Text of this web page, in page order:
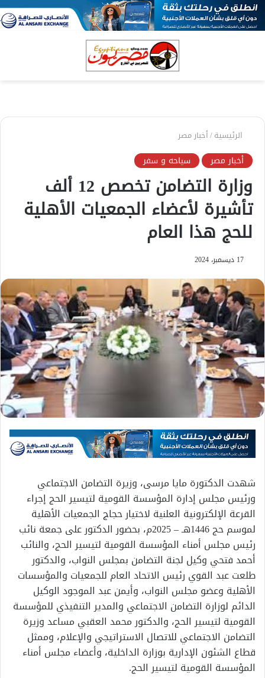
الرئيسية/أخبار مصر
أخبار مصر سياحه و سفر
وزارة التضامن تخصص 12 ألف
تأشيرة لأعضاء الجمعيات الأهلية
للحج هذا العام
17 ديسمبر، 2024
شهدت الدكتورة مايا مرسى، وزيرة التضامن الاجتماعي
ورئيس مجلس إدارة المؤسسة القومية لتيسير الحج إجراء
القرعة الإلكترونية العلنية لاختيار حجاج الجمعيات الأهلية
لموسم حج 1446هـ – 2025م، بحضور الدكتور على جمعة نائب
رئيس مجلس أمناء المؤسسة القومية لتيسير الحج، والنائب
أحمد فتحي وكيل لجنة التضامن بمجلس النواب، والدكتور
طلعت عبد القوي رئيس الاتحاد العام للجمعيات والمؤسسات
الأهلية وعضو مجلس النواب، وأيمن عبد الموجود الوكيل
الدائم لوزارة التضامن الاجتماعي والمدير التنفيذي للمؤسسة
القومية لتيسير الحج، والدكتور محمد العقبي مساعد وزيرة
التضامن الاجتماعي للاتصال الاستراتيجي والإعلام، وممثل
قطاع الشئون الإدارية بوزارة الداخلية، وأعضاء مجلس أمناء
المؤسسة القومية لتيسير الحج.